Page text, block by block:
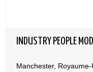
INDUSTRY PEOPLE
Manchester, Royaume-